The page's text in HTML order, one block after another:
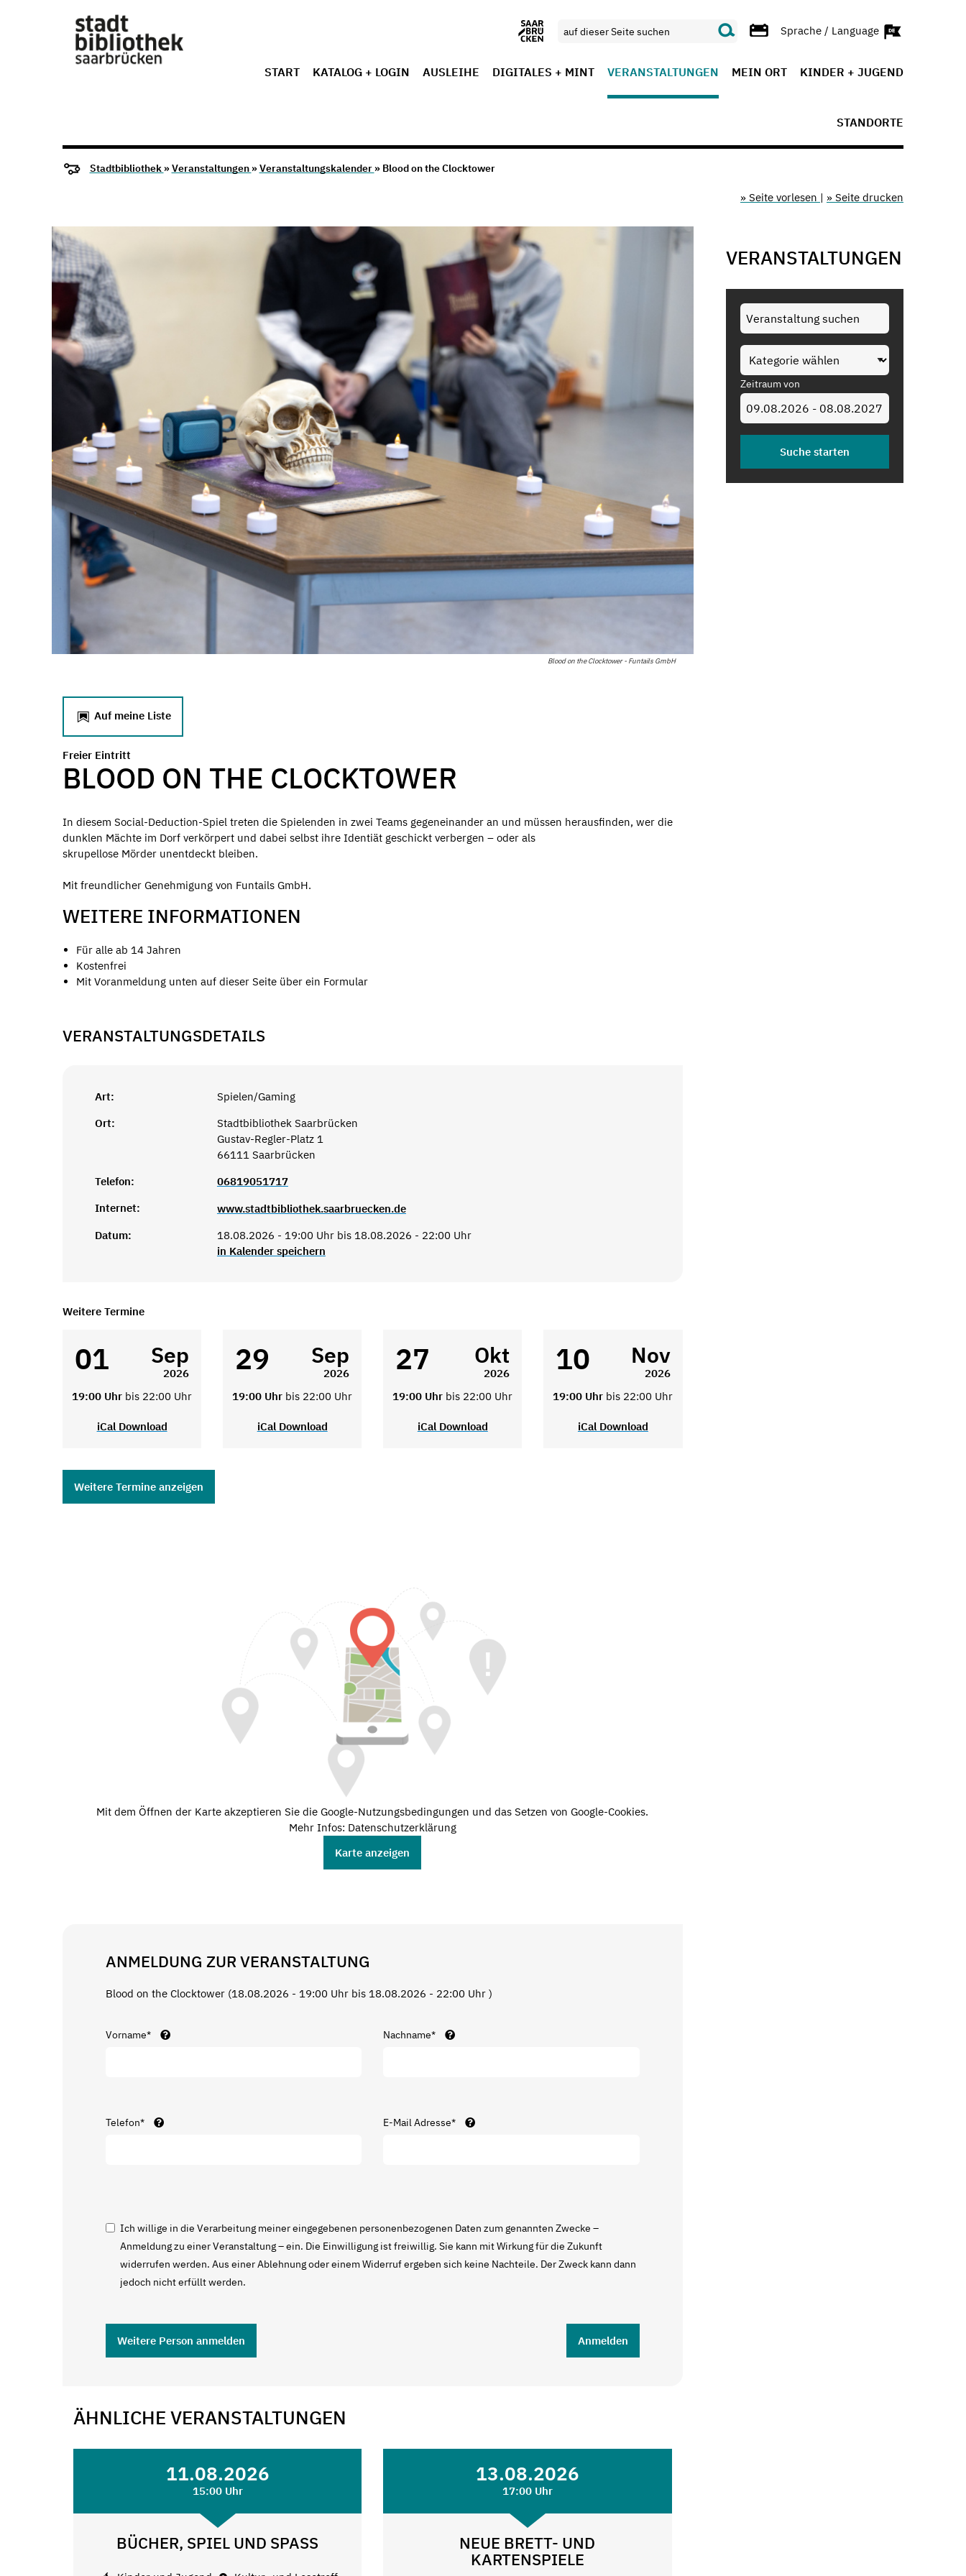
Sprache / Language
START KATALOG + LOGIN AUSLEIHE DIGITALES + MINT VERANSTALTUNGEN MEIN ORT KINDER + JUGEND
STANDORTE
Stadtbibliothek »Veranstaltungen »Veranstaltungskalender » Blood on the Clocktower
» Seite vorlesen | » Seite drucken
Blood on the Clocktower - Funtails GmbH
Auf meine Liste
Freier Eintritt
BLOOD ON THE CLOCKTOWER
In diesem Social-Deduction-Spiel treten die Spielenden in zwei Teams gegeneinander an und müssen herausfinden, wer die
dunklen Mächte im Dorf verkörpert und dabei selbst ihre Identiät geschickt verbergen – oder als
skrupellose Mörder unentdeckt bleiben.
Mit freundlicher Genehmigung von Funtails GmbH.
WEITERE INFORMATIONEN
Für alle ab 14 Jahren
Kostenfrei
Mit Voranmeldung unten auf dieser Seite über ein Formular
VERANSTALTUNGSDETAILS
Art:
Spielen/Gaming
Ort:
Stadtbibliothek Saarbrücken
Gustav-Regler-Platz 1
66111 Saarbrücken
Telefon:
06819051717
Internet:
www.stadtbibliothek.saarbruecken.de
Datum:
18.08.2026 - 19:00 Uhr bis 18.08.2026 - 22:00 Uhr
in Kalender speichern
Weitere Termine
01 Sep
2026
19:00 Uhr bis 22:00 Uhr
iCal Download
29 Sep
2026
19:00 Uhr bis 22:00 Uhr
iCal Download
27 Okt
2026
19:00 Uhr bis 22:00 Uhr
iCal Download
10 Nov
2026
19:00 Uhr bis 22:00 Uhr
iCal Download
Weitere Termine anzeigen
Mit dem Öffnen der Karte akzeptieren Sie die Google-Nutzungsbedingungen und das Setzen von Google-Cookies.
Mehr Infos: Datenschutzerklärung
Karte anzeigen
ANMELDUNG ZUR VERANSTALTUNG
Blood on the Clocktower (18.08.2026 - 19:00 Uhr bis 18.08.2026 - 22:00 Uhr )
Vorname* Nachname*
Telefon* E-Mail Adresse*
Ich willige in die Verarbeitung meiner eingegebenen personenbezogenen Daten zum genannten Zwecke –
Anmeldung zu einer Veranstaltung – ein. Die Einwilligung ist freiwillig. Sie kann mit Wirkung für die Zukunft
widerrufen werden. Aus einer Ablehnung oder einem Widerruf ergeben sich keine Nachteile. Der Zweck kann dann
jedoch nicht erfüllt werden.
Weitere Person anmelden Anmelden
ÄHNLICHE VERANSTALTUNGEN
11.08.2026
15:00 Uhr
BÜCHER, SPIEL UND SPASS
13.08.2026
17:00 Uhr
NEUE BRETT- UND
KARTENSPIELE
VERANSTALTUNGEN
Zeitraum von